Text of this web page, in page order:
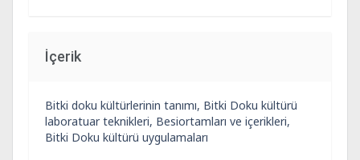
İçerik
Bitki doku kültürlerinin tanımı, Bitki Doku kültürü
laboratuar teknikleri, Besiortamları ve içerikleri,
Bitki Doku kültürü uygulamaları